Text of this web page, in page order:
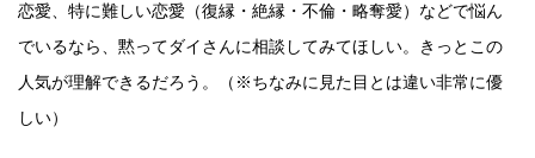
恋愛、特に難しい恋愛（復縁・絶縁・不倫・略奪愛）などで悩ん
でいるなら、黙ってダイさんに相談してみてほしい。きっとこの
人気が理解できるだろう。（※ちなみに見た目とは違い非常に優
しい）